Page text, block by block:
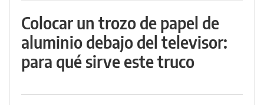
Colocar un trozo de papel de
aluminio debajo del televisor:
para qué sirve este truco